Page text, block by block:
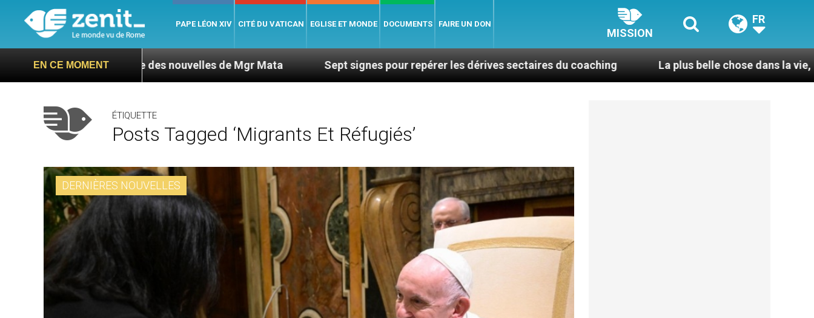
PAPE LÉON XIV CITÉ DU VATICAN EGLISE ET MONDE DOCUMENTS FAIRE UN DON
MISSION
FR
EN CE MOMENT
exige des nouvelles de Mgr Mata Sept signes pour repérer les dérives sectaires du coaching La plus belle chose dans la vie, c’est d’être pris
ÉTIQUETTE
Posts Tagged ‘Migrants Et Réfugiés’
DERNIÈRES NOUVELLES